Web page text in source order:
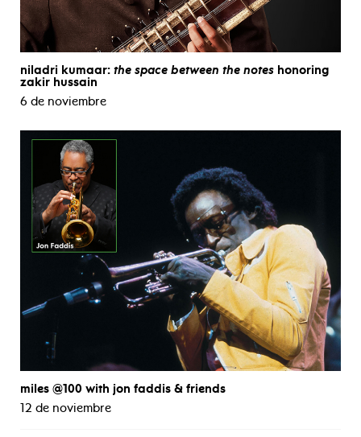
niladri kumaar: the space between the notes honoring
zakir hussain
6 de noviembre
miles @100 with jon faddis & friends
12 de noviembre